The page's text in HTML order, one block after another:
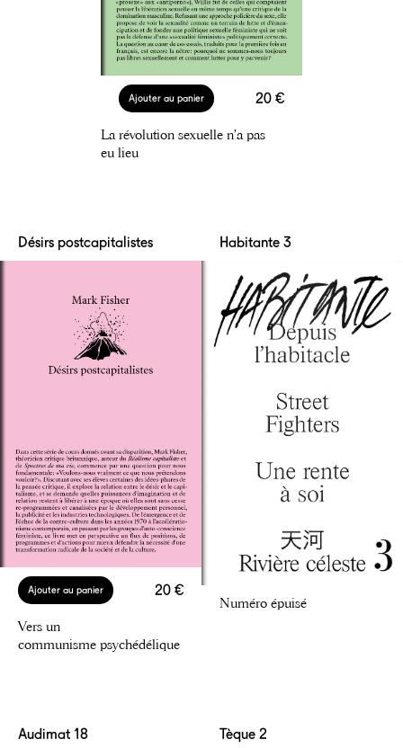
20 €
Ajouter au panier
La révolution sexuelle n’a pas
eu lieu
20 €
Ajouter au panier
Vers un
communisme psychédélique
Désirs postcapitalistes
Numéro épuisé
Habitante 3
Audimat 18 Tèque 2